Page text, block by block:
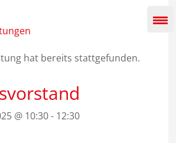
hat bereits stattgefunden.
@ 10:30- 12:30